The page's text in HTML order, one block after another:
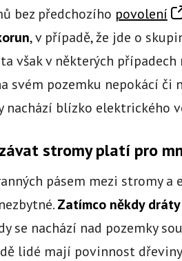
bez předchozího povolení
, v případě, že jde o
však v některých
svém pozemku nepokácí či
nachází blízko elektrického
stromy platí pro
pásem mezi stromy
Zatímco někdy
se nachází nad pozemky
lidé mají povinnost